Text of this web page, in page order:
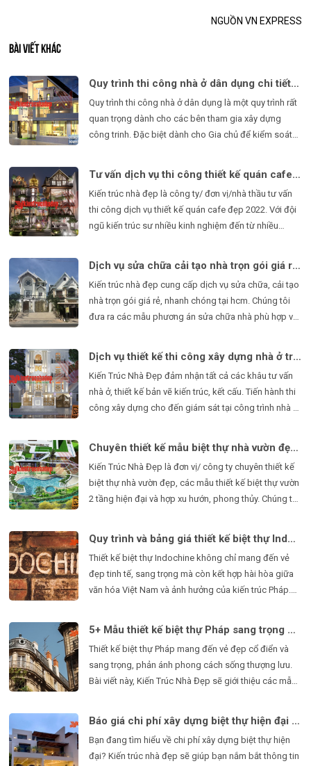
NGUỒN VN EXPRESS
BÀI VIẾT KHÁC
Quy trình thi công nhà ở dân dụng chi tiết và cách giám sát từng giai đoạn
Quy trình thi công nhà ở dân dụng là một quy trình rất
quan trọng dành cho các bên tham gia xây dựng
công trinh. Đặc biệt dành cho Gia chủ để kiểm soát
Tư vấn dịch vụ thi công thiết kế quán cafe đẹp nhất 2022
Kiến trúc nhà đẹp là công ty/ đơn vị/nhà thầu tư vấn
thi công dịch vụ thiết kế quán cafe đẹp 2022. Với đội
ngũ kiến trúc sư nhiều kinh nghiệm đến từ nhiều
hàng sự hài long tin tưởng khi thiết kế, thi công quán
cafe đẹp tại Kiến Trúc Nhà Đẹp.
Dịch vụ sửa chữa cải tạo nhà trọn gói giá rẻ, nhanh chóng tại HCM
Kiến trúc nhà đẹp cung cấp dịch vụ sửa chữa, cải tạo
nhà trọn gói giá rẻ, nhanh chóng tại hcm. Chúng tôi
đưa ra các mẫu phương án sửa chữa nhà phù hợp với
tạo nhà chi tiết từng hạng mục.
Dịch vụ thiết kế thi công xây dựng nhà ở trọn gói - Kiến Trúc Nhà Đẹp
Kiến Trúc Nhà Đẹp đảm nhận tất cả các khâu tư vấn
nhà ở, thiết kế bản vẽ kiến trúc, kết cấu. Tiến hành thi
công xây dựng cho đến giám sát tại công trình nhà ở.
Đẹp. Bảng báo giá thiết kế thi công nhà ở trọn gói chi
tiết từng hạng mục.
Chuyên thiết kế mẫu biệt thự nhà vườn đẹp nhất 2022 - Kiến Trúc Nhà Đẹp
Kiến Trúc Nhà Đẹp là đơn vị/ công ty chuyên thiết kế
biệt thự nhà vườn đẹp, các mẫu thiết kế biệt thự vườn
2 tầng hiện đại và hợp xu hướn, phong thủy. Chúng tôi
báo giá chi tiết từng hạng mục rẻ nhất, tối ưu chi phí
cho khách hàng.
Quy trình và bảng giá thiết kế biệt thự Indochine
Thiết kế biệt thự Indochine không chỉ mang đến vẻ
đẹp tinh tế, sang trọng mà còn kết hợp hài hòa giữa
văn hóa Việt Nam và ảnh hưởng của kiến trúc Pháp.
trình thiết kế, bảng giá, cũng như những điểm nổi bật
5+ Mẫu thiết kế biệt thự Pháp sang trọng nhất năm 2025
Thiết kế biệt thự Pháp mang đến vẻ đẹp cổ điển và
sang trọng, phản ánh phong cách sống thượng lưu.
Bài viết này, Kiến Trúc Nhà Đẹp sẽ giới thiệu các mẫu
trúc này.
Báo giá chi phí xây dựng biệt thự hiện đại mới nhất 2025
Bạn đang tìm hiểu về chi phí xây dựng biệt thự hiện
đại? Kiến trúc nhà đẹp sẽ giúp bạn nắm bắt thông tin